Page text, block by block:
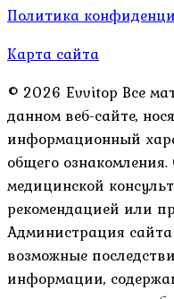
Политика
Карта сайта
© 2026 Evvitop Все
данном веб-сайте,
информационный
общего
медицинской
рекомендацией или
Администрация сайта
возможные
информации,